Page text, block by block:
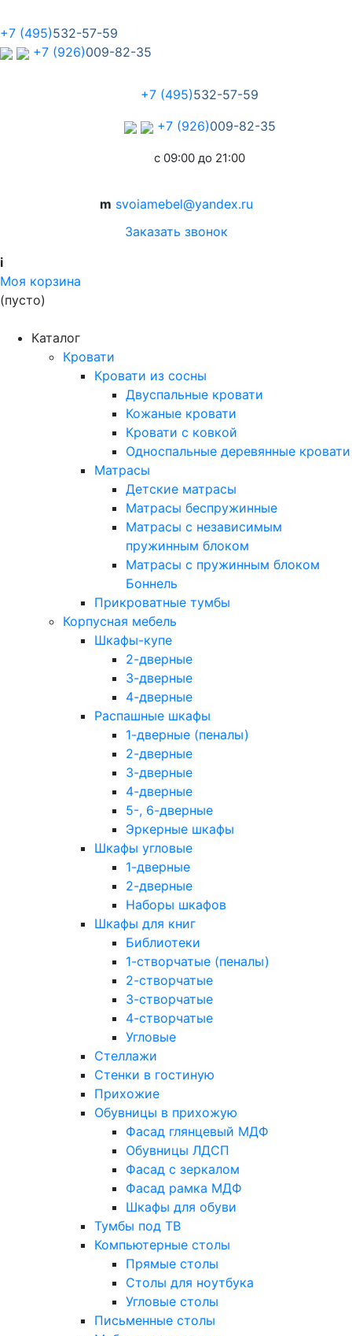
+7 (495)532-57-59
+7 (926)009-82-35
+7 (495)532-57-59
+7 (926)009-82-35
с 09:00 до 21:00
m svoiamebel@yandex.ru
Заказать звонок
i
Моя корзина
(пусто)
Каталог
Кровати
Кровати из сосны
Двуспальные кровати
Кожаные кровати
Кровати с ковкой
Односпальные деревянные кровати
Матрасы
Детские матрасы
Матрасы беспружинные
Матрасы с независимым
пружинным блоком
Матрасы с пружинным блоком
Боннель
Прикроватные тумбы
Корпусная мебель
Шкафы-купе
2-дверные
3-дверные
4-дверные
Распашные шкафы
1-дверные (пеналы)
2-дверные
3-дверные
4-дверные
5-, 6-дверные
Эркерные шкафы
Шкафы угловые
1-дверные
2-дверные
Наборы шкафов
Шкафы для книг
Библиотеки
1-створчатые (пеналы)
2-створчатые
3-створчатые
4-створчатые
Угловые
Стеллажи
Стенки в гостиную
Прихожие
Обувницы в прихожую
Фасад глянцевый МДФ
Обувницы ЛДСП
Фасад с зеркалом
Фасад рамка МДФ
Шкафы для обуви
Тумбы под ТВ
Компьютерные столы
Прямые столы
Столы для ноутбука
Угловые столы
Письменные столы